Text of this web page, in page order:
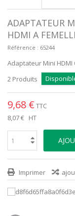
ADAPTATEUR
HDMI A
Référence : 65244
Adaptateur Mini HDMI
2 Produits
9,68 € TTC
8,07 € HT
Imprimer